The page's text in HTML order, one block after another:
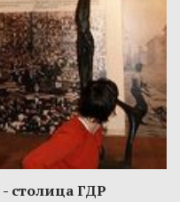
столица ГДР